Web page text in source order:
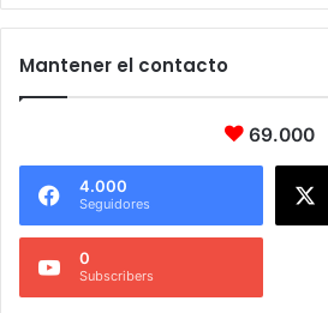
Mantener el contacto
69.000
4.000
Seguidores
0
Subscribers